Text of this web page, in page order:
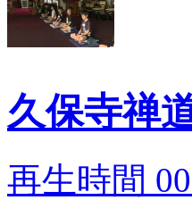
久保寺禅
再生時間